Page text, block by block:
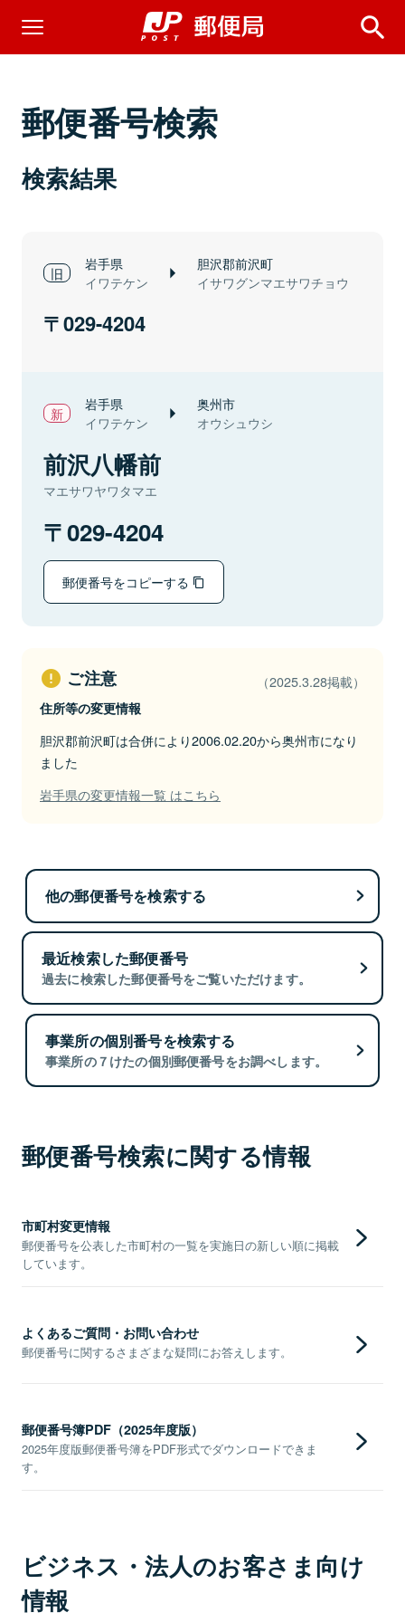
郵便番号検索
検索結果
岩手県
イワテケン
胆沢郡前沢町
イサワグンマエサワチョウ
029-4204
岩手県
イワテケン
奥州市
オウシュウシ
前沢八幡前
マエサワヤワタマエ
029-4204
郵便番号をコピーする
ご注意 （2025.3.28掲載）
住所等の変更情報
胆沢郡前沢町は合併により2006.02.20から奥州市になり
ました
岩手県の変更情報一覧 はこちら
他の郵便番号を検索する
最近検索した郵便番号
過去に検索した郵便番号をご覧いただけます。
事業所の個別番号を検索する
事業所の７けたの個別郵便番号をお調べします。
郵便番号検索に関する情報
市町村変更情報
郵便番号を公表した市町村の一覧を実施日の新しい順に掲載
しています。
よくあるご質問・お問い合わせ
郵便番号に関するさまざまな疑問にお答えします。
郵便番号簿PDF（2025年度版）
2025年度版郵便番号簿をPDF形式でダウンロードできま
す。
ビジネス・法人のお客さま向け
情報